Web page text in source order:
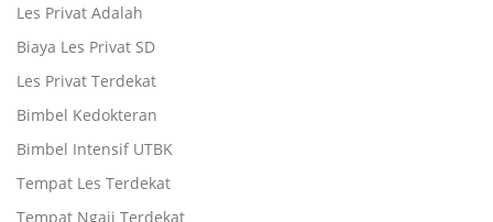
Les Privat Adalah
Biaya Les Privat SD
Les Privat Terdekat
Bimbel Kedokteran
Bimbel Intensif UTBK
Tempat Les Terdekat
Tempat Ngaji Terdekat